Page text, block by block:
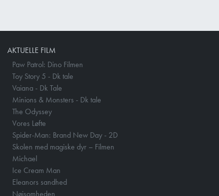
AKTUELLE FILM
Paw Patrol: Dino Filmen
Toy Story 5 - Dk tale
Vaiana - Dk Tale
Minions & Monsters - Dk tale
The Odyssey
Vores Løfte
Spider-Man: Brand New Day - 2D
Skolen med magiske dyr – Filmen
Michael
Ice Cream Man
Eleanors sandhed
Nøjsomheden